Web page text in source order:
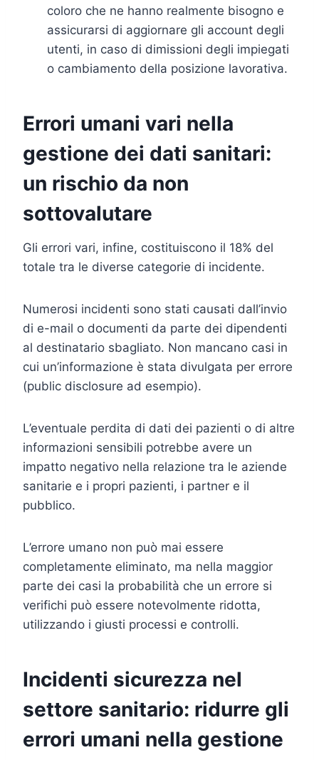
coloro che ne hanno realmente bisogno e
assicurarsi di aggiornare gli account degli
utenti, in caso di dimissioni degli impiegati
o cambiamento della posizione lavorativa.
Errori umani vari nella
gestione dei dati sanitari:
un rischio da non
sottovalutare
Gli errori vari, infine, costituiscono il 18% del
totale tra le diverse categorie di incidente.
Numerosi incidenti sono stati causati dall’invio
di e-mail o documenti da parte dei dipendenti
al destinatario sbagliato. Non mancano casi in
cui un’informazione è stata divulgata per errore
(public disclosure ad esempio).
L’eventuale perdita di dati dei pazienti o di altre
informazioni sensibili potrebbe avere un
impatto negativo nella relazione tra le aziende
sanitarie e i propri pazienti, i partner e il
pubblico.
L’errore umano non può mai essere
completamente eliminato, ma nella maggior
parte dei casi la probabilità che un errore si
verifichi può essere notevolmente ridotta,
utilizzando i giusti processi e controlli.
Incidenti sicurezza nel
settore sanitario: ridurre gli
errori umani nella gestione